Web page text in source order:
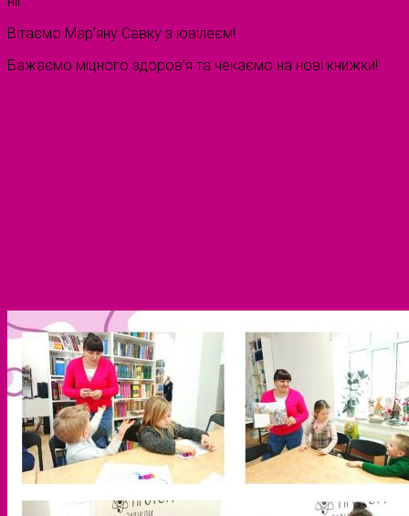
Вітаємо Мар’яну Савку з ювілеєм!
Бажаємо міцного здоров’я та чекаємо на нові книжки!